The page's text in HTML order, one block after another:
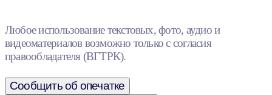
Любое использование текстовых, фото, аудио и
видеоматериалов возможно только с согласия
правообладателя (ВГТРК).
Сообщить об опечатке